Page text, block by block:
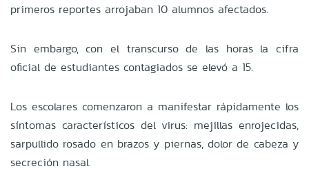
primeros reportes arrojaban 10 alumnos afectados.
Sin embargo, con el transcurso de las horas la cifra
oficial de estudiantes contagiados se elevó a 15.
Los escolares comenzaron a manifestar rápidamente los
síntomas característicos del virus: mejillas enrojecidas,
sarpullido rosado en brazos y piernas, dolor de cabeza y
secreción nasal.